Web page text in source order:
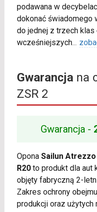
podawana w
dokonać świadomego
do jednej z trzech klas
wcześniejszych...
Gwarancjana
ZSR 2
Gwarancja -
Opona Sailun Atrezzo
R20to produkt dla aut
objęty fabryczną 2-
Zakres ochrony
produkcji oraz użytych